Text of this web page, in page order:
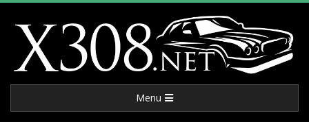
content
X
Navigation
Menu